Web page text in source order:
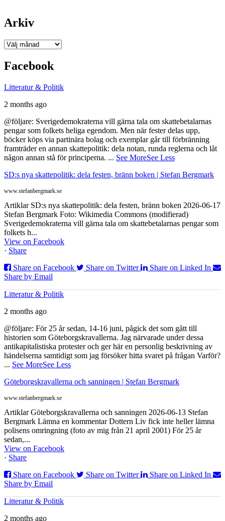
Arkiv
Arkiv
Facebook
Litteratur & Politik
2 months ago
@följare: Sverigedemokraterna vill gärna tala om skattebetalarnas
pengar som folkets heliga egendom. Men när fester delas upp,
böcker köps via partinära bolag och exemplar går till förbränning
framträder en annan skattepolitik: dela notan, runda reglerna och låt
någon annan stå för principerna. ... See MoreSee Less
SD:s nya skattepolitik: dela festen, bränn boken | Stefan Bergmark
www.stefanbergmark.se
Artiklar SD:s nya skattepolitik: dela festen, bränn boken 2026-06-17
Stefan Bergmark Foto: Wikimedia Commons (modifierad)
Sverigedemokraterna vill gärna tala om skattebetalarnas pengar som
folkets h...
View on Facebook
· Share
Share on Facebook
Share on Twitter
Share on Linked In
Share by Email
Litteratur & Politik
2 months ago
@följare: För 25 år sedan, 14-16 juni, pågick det som gått till
historien som Göteborgskravallerna. Jag närvarade under dessa
antikapitalistiska protester och ger här en personlig beskrivning av
händelserna samtidigt som jag försöker hitta svaret på frågan Varför?
... See MoreSee Less
Göteborgskravallerna och sanningen | Stefan Bergmark
www.stefanbergmark.se
Artiklar Göteborgskravallerna och sanningen 2026-06-13 Stefan
Bergmark Lämna en kommentar Dottern Liv fick inte heller lämna
polisens omringning (foto av mig från 21 april 2001) För 25 år
sedan,...
View on Facebook
· Share
Share on Facebook
Share on Twitter
Share on Linked In
Share by Email
Litteratur & Politik
2 months ago